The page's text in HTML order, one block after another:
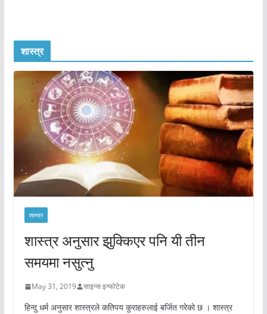
शास्त्र
शास्त्र
शास्त्र अनुसार झुक्किएर पनि यी तीन
समयमा नसुत्नु
May 31, 2019 साइन्स इन्फोटेक
हिन्दु धर्म अनुसार शास्त्रले कतिपय कुराहरुलाई बर्जित गरेको छ । शास्त्र